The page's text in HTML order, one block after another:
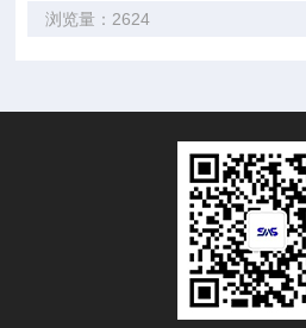
浏览量：2624